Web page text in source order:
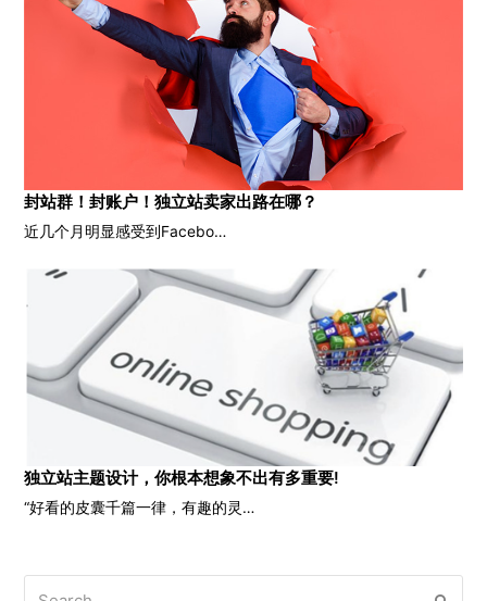
封站群！封账户！独立站卖家出路在哪？
近几个月明显感受到Facebo…
独立站主题设计，你根本想象不出有多重要!
“好看的皮囊千篇一律，有趣的灵…